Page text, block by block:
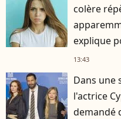
colère
explique
13:43
Dans une
l'actrice
demandé